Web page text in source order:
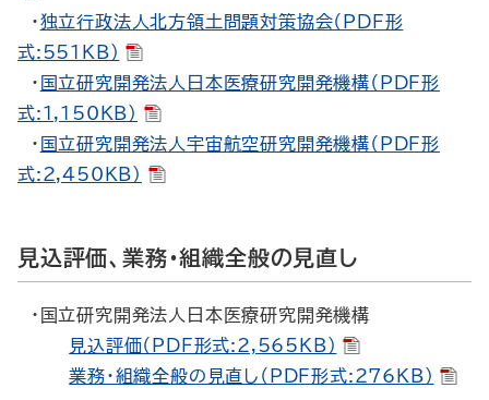
・独立行政法人北方領土問題対策協会（PDF形
式:551KB）
・ 国立研究開発法人日本医療研究開発機構（PDF形
式:1,150KB）
・ 国立研究開発法人宇宙航空研究開発機構（PDF形
式:2,450KB）
見込評価、業務・組織全般の見直し
・国立研究開発法人日本医療研究開発機構
見込評価（PDF形式:2,565KB）
業務・組織全般の見直し（PDF形式:276KB）